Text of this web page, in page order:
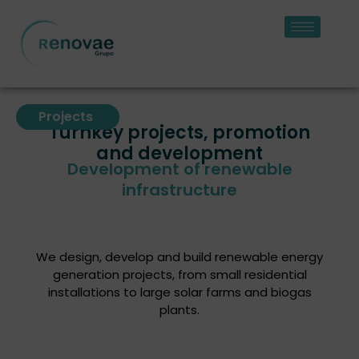
content
Projects
Turnkey projects, promotion
and development
Development of renewable
infrastructure
We design, develop and build renewable energy
generation projects, from small residential
installations to large solar farms and biogas
plants.